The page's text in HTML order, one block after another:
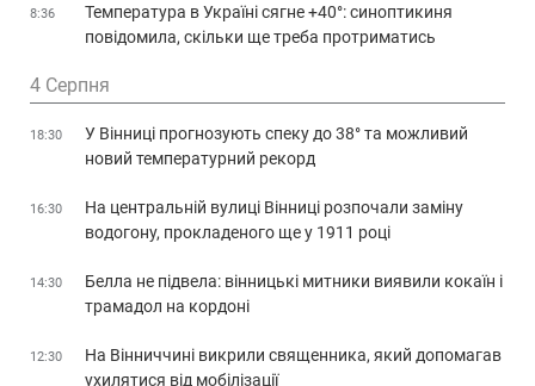
8:36
Температура в Україні сягне +40°: синоптикиня
повідомила, скільки ще треба протриматись
4 Серпня
18:30
У Вінниці прогнозують спеку до 38° та можливий
новий температурний рекорд
16:30
На центральній вулиці Вінниці розпочали заміну
водогону, прокладеного ще у 1911 році
14:30
Белла не підвела: вінницькі митники виявили кокаїн і
трамадол на кордоні
12:30
На Вінниччині викрили священника, який допомагав
ухилятися від мобілізації